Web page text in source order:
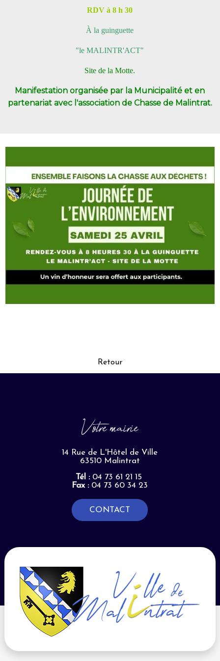
RDV à 8 h 30
À la guinguette
"le MALINTR'ACT"
Site de la Motte.
Manifestation organisée par la Municipalité et en
partenariat avec l'association de Chasse de Malintrat.
Retour
Votre mairie
14 Rue de L'Hôtel de Ville
63510 Malintrat
Tél :04 73 61 21 15
Fax :04 73 60 34 23
CONTACT